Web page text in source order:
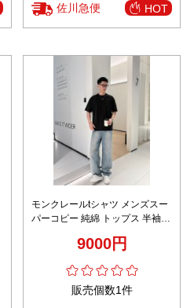
佐川急便 HOT
モンクレールtシャツ メンズスー
パーコピー 純綿 トップス 半袖
9000円
販売個数1件